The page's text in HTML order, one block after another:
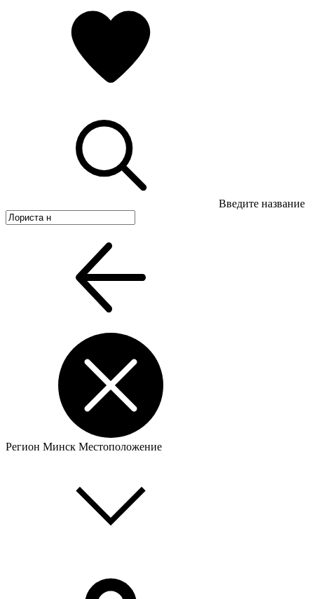
Введите название
Регион Минск Местоположение